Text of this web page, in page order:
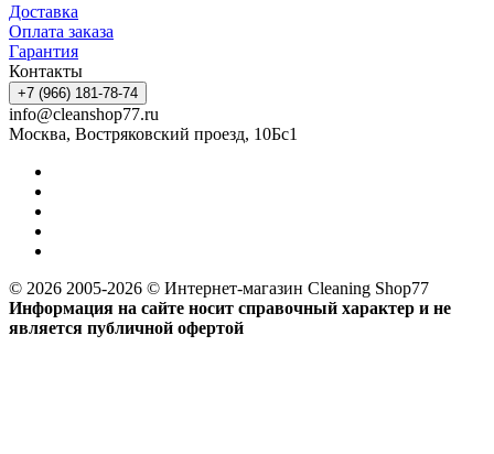
Доставка
Оплата заказа
Гарантия
Контакты
+7 (966) 181-78-74
info@cleanshop77.ru
Москва, Востряковский проезд, 10Бс1
© 2026 2005-2026 © Интернет-магазин Cleaning Shop77
Информация на сайте носит справочный характер и не
является публичной офертой